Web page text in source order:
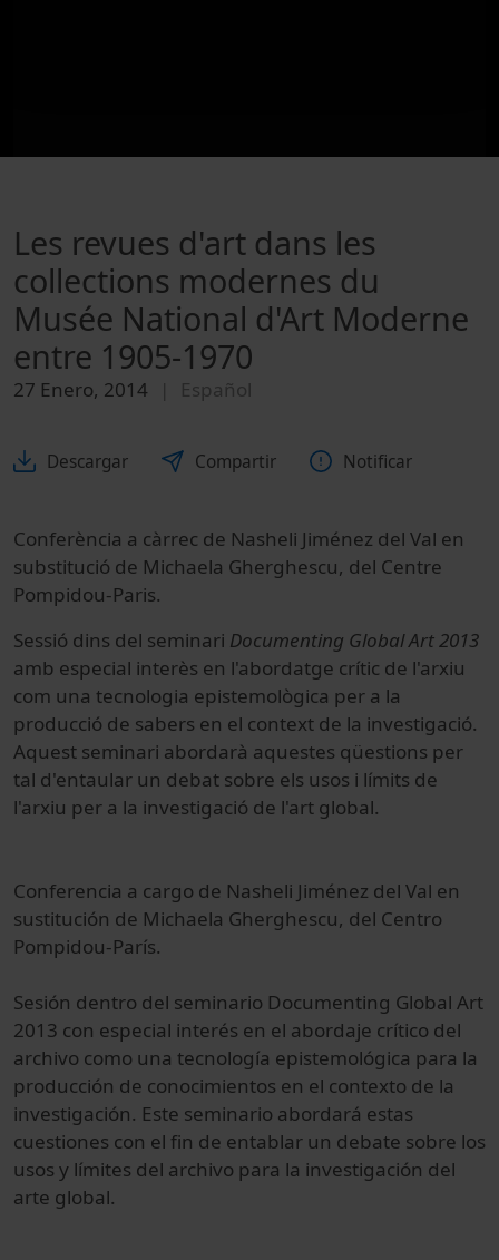
Les revues d'art dans les
collections modernes du
Musée National d'Art Moderne
entre 1905-1970
27 Enero, 2014 Español
Descargar Compartir Notificar
Conferència a càrrec de Nasheli Jiménez del Val en
substitució de Michaela Gherghescu, del Centre
Pompidou-Paris.
Sessió dins del seminari Documenting GlobalArt2013
amb especial interès en l'abordatge crític de l'arxiu
com una tecnologia epistemològica per a la
producció de sabers en el context de la investigació.
Aquest seminari abordarà aquestes qüestions per
tal d'entaular un debat sobre els usos i límits de
l'arxiu per a la investigació de l'art global.
Conferencia a cargo de Nasheli Jiménez del Val en
sustitución de Michaela Gherghescu, del Centro
Pompidou-París.
Sesión dentro del seminario Documenting Global Art
2013 con especial interés en el abordaje crítico del
archivo como una tecnología epistemológica para la
producción de conocimientos en el contexto de la
investigación. Este seminario abordará estas
cuestiones con el fin de entablar un debate sobre los
usos y límites del archivo para la investigación del
arte global.